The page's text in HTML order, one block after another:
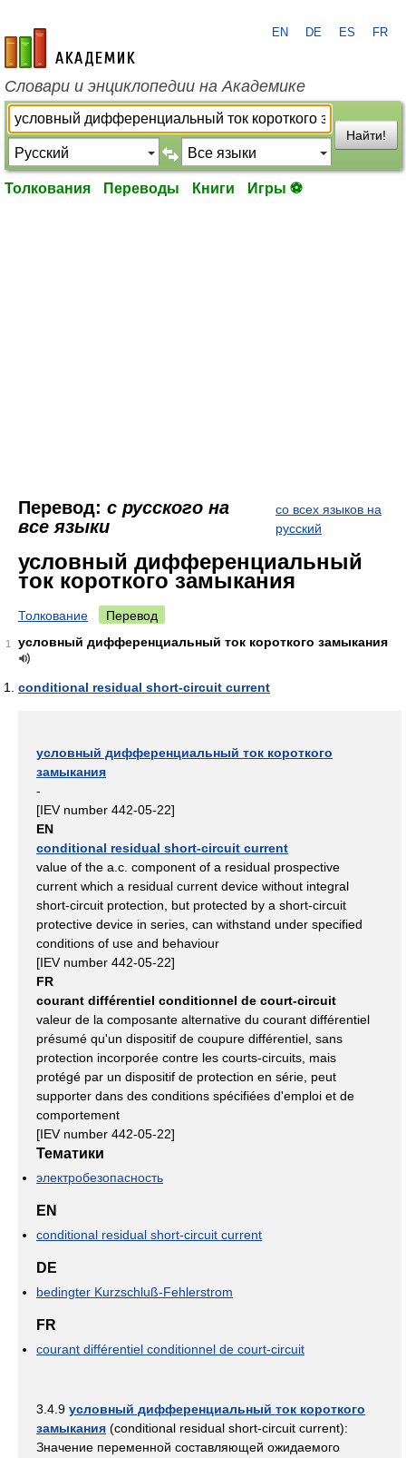
academic.ru
EN DE ES FR
Словари и энциклопедии на Академике
Найти!
Толкования Переводы Книги Игры ⚽
Перевод: с русского на
все языки
со всех языков на
русский
условный дифференциальный
ток короткого замыкания
Толкование Перевод
1 условный дифференциальный ток короткого замыкания
conditional residual short-circuit current
условный дифференциальный ток короткого
замыкания
-
[IEV number 442-05-22]
EN
conditional residual short-circuit current
value of the a.c. component of a residual prospective
current which a residual current device without integral
short-circuit protection, but protected by a short-circuit
protective device in series, can withstand under specified
conditions of use and behaviour
[IEV number 442-05-22]
FR
courant différentiel conditionnel de court-circuit
valeur de la composante alternative du courant différentiel
présumé qu'un dispositif de coupure différentiel, sans
protection incorporée contre les courts-circuits, mais
protégé par un dispositif de protection en série, peut
supporter dans des conditions spécifiées d'emploi et de
comportement
[IEV number 442-05-22]
Тематики
электробезопасность
EN
conditional residual short-circuit current
DE
bedingter Kurzschluß-Fehlerstrom
FR
courant différentiel conditionnel de court-circuit
3.4.9 условный дифференциальный ток короткого
замыкания (conditional residual short-circuit current):
Значение переменной составляющей ожидаемого